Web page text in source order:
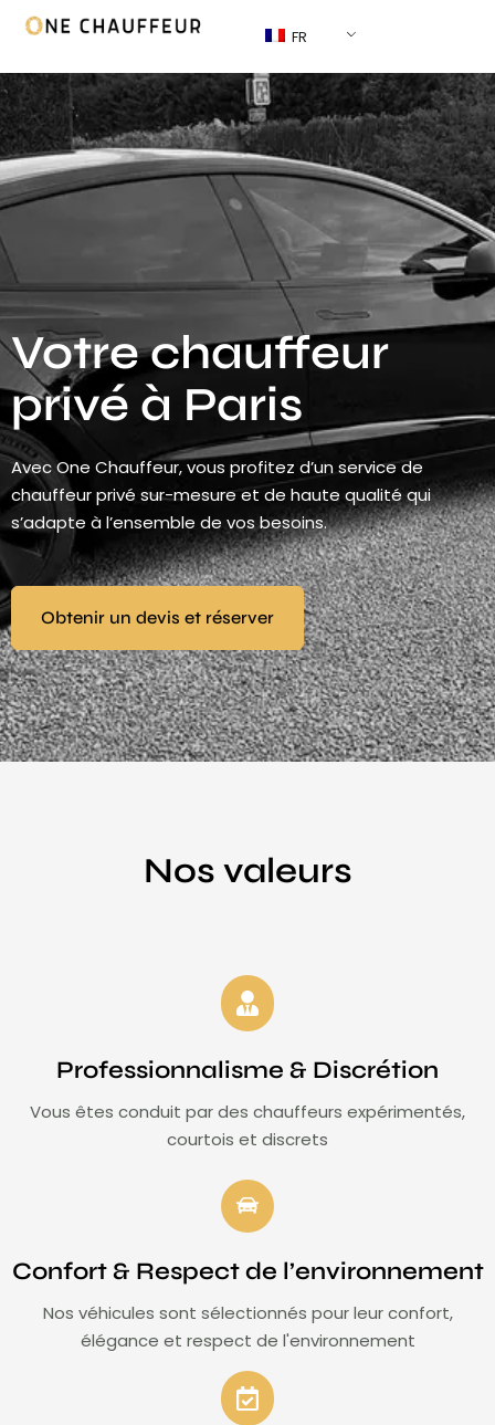
FR
Votre chauffeur
privé à Paris
Avec One Chauffeur, vous profitez d’un service de
chauffeur privé sur-mesure et de haute qualité qui
s’adapte à l’ensemble de vos besoins.
Obtenir un devis et réserver
Nos valeurs
Professionnalisme & Discrétion
Vous êtes conduit par des chauffeurs expérimentés,
courtois et discrets
Confort & Respect de l’environnement
Nos véhicules sont sélectionnés pour leur confort,
élégance et respect de l'environnement